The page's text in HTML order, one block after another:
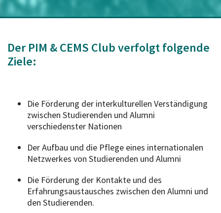
Der PIM & CEMS Club verfolgt folgende
Ziele:
Die Förderung der interkulturellen Verständigung
zwischen Studierenden und Alumni
verschiedenster Nationen
Der Aufbau und die Pflege eines internationalen
Netzwerkes von Studierenden und Alumni
Die Förderung der Kontakte und des
Erfahrungsaustausches zwischen den Alumni und
den Studierenden.